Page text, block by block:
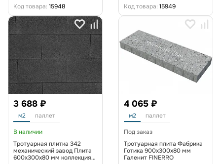
Код товара: 15948
Код товара: 15949
3 688 ₽
м2 паллет
В наличии
Тротуарная плитка 342
механический завод Плита
600х300х80 мм коллекция
4 065 ₽
м2 паллет
Под заказ
Тротуарная плита Фабрика
Готика 900х300х80 мм
Галенит FINERRO